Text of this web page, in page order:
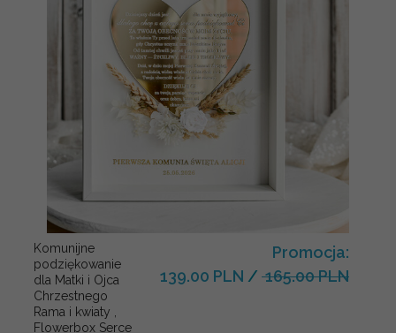
Komunijne
podziękowanie
dla Matki i Ojca
Chrzestnego
Rama i kwiaty ,
Flowerbox Serce
Promocja:
139.00 PLN / 165.00 PLN